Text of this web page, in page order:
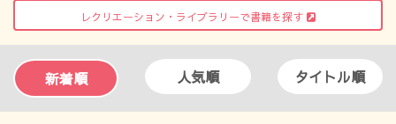
レクリエーション・ライブラリーで書籍を探す
新着順 人気順 タイトル順